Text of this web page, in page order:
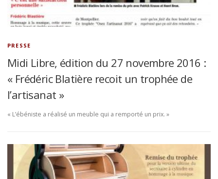
PRESSE
Midi Libre, édition du 27 novembre 2016 :
« Frédéric Blatière recoit un trophée de
l’artisanat »
« L’ébéniste a réalisé un meuble qui a remporté un prix. »